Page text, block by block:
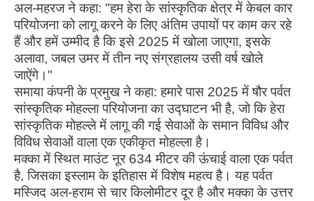
अल-महरज ने कहा: "हम हेरा के सांस्कृतिक क्षेत्र में केबल कार
परियोजना को लागू करने के लिए अंतिम उपायों पर काम कर रहे
हैं और हमें उम्मीद है कि इसे 2025 में खोला जाएगा, इसके
अलावा, जबल उमर में तीन नए संग्रहालय उसी वर्ष खोले
जाऐंगे।"
समाया कंपनी के प्रमुख ने कहा: हमारे पास 2025 में षौर पर्वत
सांस्कृतिक मोहल्ला परियोजना का उद्घाटन भी है, जो कि हेरा
सांस्कृतिक मोहल्ले में लागू की गई सेवाओं के समान विविध और
विविध सेवाओं वाला एक एकीकृत मोहल्ला है।
मक्का में स्थित माउंट नूर 634 मीटर की ऊंचाई वाला एक पर्वत
है, जिसका इस्लाम के इतिहास में विशेष महत्व है। यह पर्वत
मस्जिद अल-हराम से चार किलोमीटर दूर है और मक्का के उत्तर